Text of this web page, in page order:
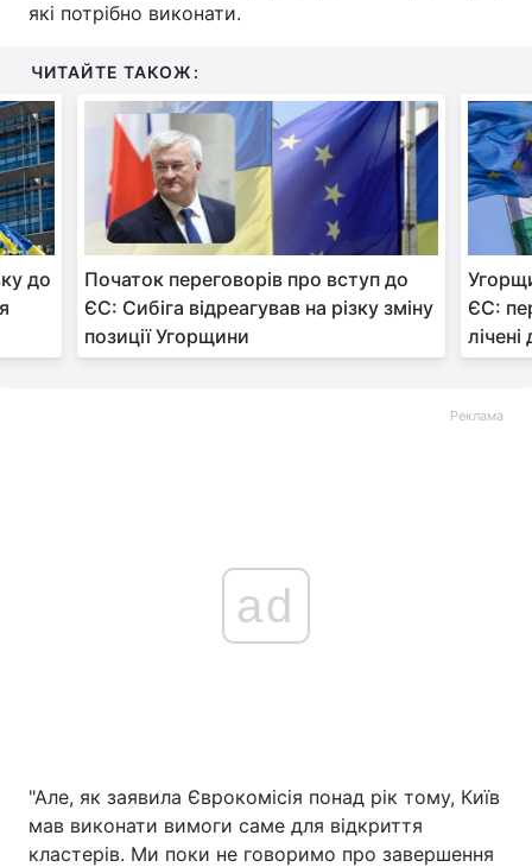
які потрібно виконати.
ЧИТАЙТЕ ТАКОЖ:
до
Початок переговорів про вступ до
ЄС: Сибіга відреагував на різку зміну
позиції Угорщини
ЄС:
Реклама
ad
"Але, як заявила Єврокомісія понад рік тому, Київ
мав виконати вимоги саме для відкриття
кластерів. Ми поки не говоримо про завершення